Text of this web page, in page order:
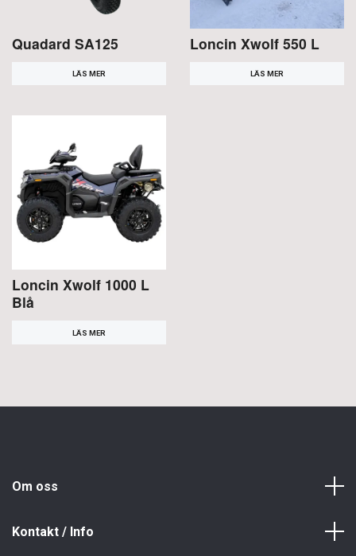
Quadard SA125
LÄS MER
Loncin Xwolf 550 L
LÄS MER
Loncin Xwolf 1000 L
Blå
LÄS MER
Om oss
Kontakt / Info